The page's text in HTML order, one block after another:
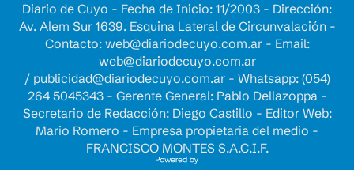
Diario de Cuyo - Fecha de Inicio: 11/2003 - Dirección:
Av. Alem Sur 1639. Esquina Lateral de Circunvalación -
Contacto: web@diariodecuyo.com.ar- Email:
web@diariodecuyo.com.ar
/ publicidad@diariodecuyo.com.ar- Whatsapp: (054)
264 5045343 - Gerente General: Pablo Dellazoppa -
Secretario de Redacción: Diego Castillo - Editor Web:
Mario Romero - Empresa propietaria del medio -
FRANCISCO MONTES S.A.C.I.F.